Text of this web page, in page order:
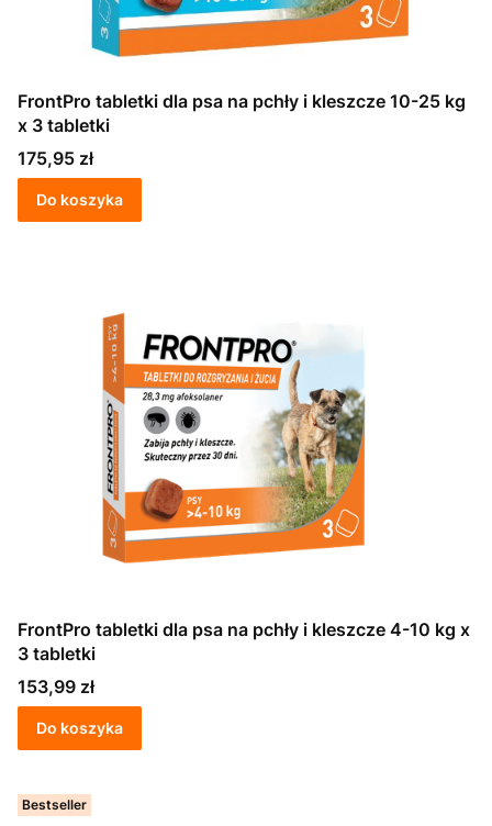
FrontPro tabletki dla psa na pchły i kleszcze 10-25 kg
x 3 tabletki
Cena
175,95 zł
Do koszyka
FrontPro tabletki dla psa na pchły i kleszcze 4-10 kg x
3 tabletki
Cena
153,99 zł
Do koszyka
Bestseller